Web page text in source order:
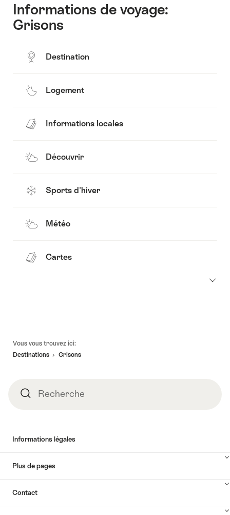
Informations de voyage:
Grisons
Destination
Logement
Informations locales
Découvrir
Sports d'hiver
Météo
Cartes
Vous vous trouvez ici:
Destinations
Grisons
RechercheRecherche
Informations légales
Plus de pages
Contact